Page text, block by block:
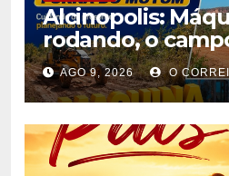
Alcinopolis:
rodando, o
AGO 9, 2026 O